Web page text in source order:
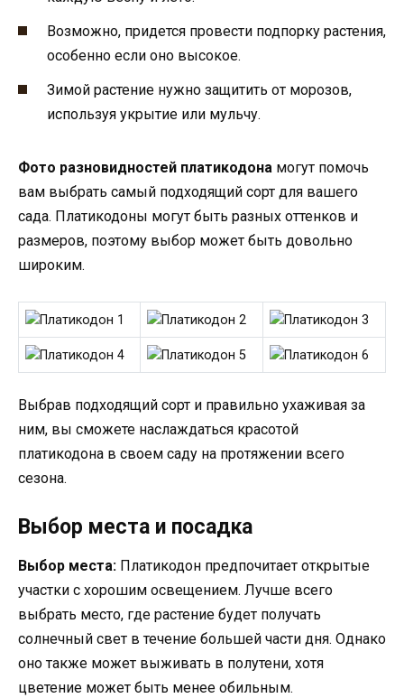
Возможно, придется провести подпорку растения,
особенно если оно высокое.
Зимой растение нужно защитить от морозов,
используя укрытие или мульчу.
Фото разновидностей платикодона могут помочь
вам выбрать самый подходящий сорт для вашего
сада. Платикодоны могут быть разных оттенков и
размеров, поэтому выбор может быть довольно
широким.
Выбрав подходящий сорт и правильно ухаживая за
ним, вы сможете наслаждаться красотой
платикодона в своем саду на протяжении всего
сезона.
Выбор места и посадка
Выбор места: Платикодон предпочитает открытые
участки с хорошим освещением. Лучше всего
выбрать место, где растение будет получать
солнечный свет в течение большей части дня. Однако
оно также может выживать в полутени, хотя
цветение может быть менее обильным.